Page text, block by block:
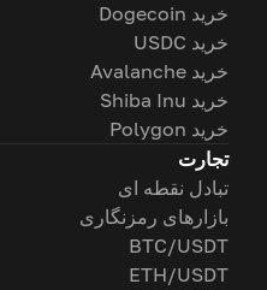
خرید Dogecoin
خرید USDC
خرید Avalanche
خرید Shiba Inu
خرید Polygon
تجارت
تبادل نقطه ای
بازارهای رمزنگاری
BTC/USDT
ETH/USDT